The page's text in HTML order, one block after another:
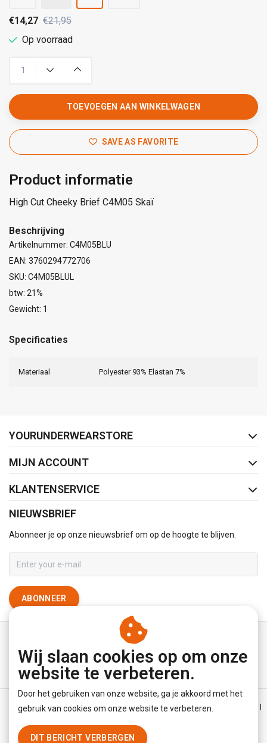
€14,27 €21,95
Op voorraad
TOEVOEGEN AAN WINKELWAGEN
SAVE AS FAVORITE
Product informatie
High Cut Cheeky Brief C4M05 Skaï
Beschrijving
Artikelnummer: C4M05BLU
EAN: 3760294772706
SKU: C4M05BLUL
btw: 21%
Gewicht: 1
Specificaties
Materiaal Polyester 93% Elastan 7%
YOURUNDERWEARSTORE
MIJN ACCOUNT
KLANTENSERVICE
NIEUWSBRIEF
Abonneer je op onze nieuwsbrief om op de hoogte te blijven.
ABONNEER
Algemene voorwaarden | Disclaimer | Privacy Policy
|
Wij slaan cookies op om onze
website te verbeteren.
Door het gebruiken van onze website, ga je akkoord met het
gebruik van cookies om onze website te verbeteren.
DIT BERICHT VERBERGEN